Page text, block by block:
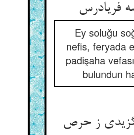
Ey soluğu
nefis, feryada
padişaha
bulundun
ز حرص